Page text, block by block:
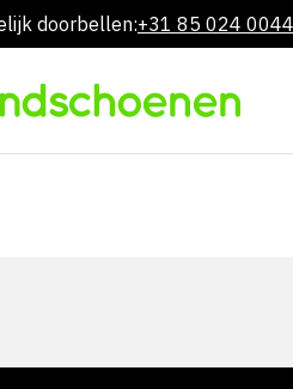
doorbellen:+31 85 024 0044